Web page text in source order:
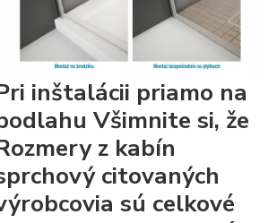
inštalácii priamo na
Všimnite si, že
z kabín
citovaných
sú celkové